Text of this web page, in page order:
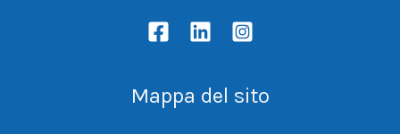
Mappa del sito